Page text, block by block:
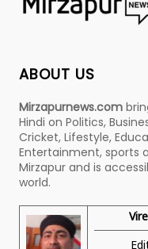
ABOUT US
Mirzapurnews.com
Hindi on Politics,
Cricket, Lifestyle,
Entertainment, sports
Mirzapur and is
world.